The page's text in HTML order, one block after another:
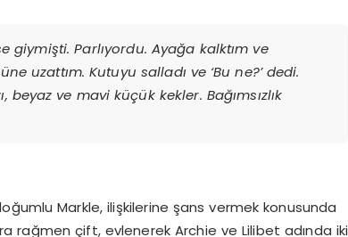
giymişti. Parlıyordu. Ayağa kalktım ve
uzattım. Kutuyu salladı ve ‘Bu ne?’ dedi.
beyaz ve mavi küçük kekler. Bağımsızlık
Markle, ilişkilerine şans vermek konusunda
rağmen çift, evlenerek Archie ve Lilibet adında iki